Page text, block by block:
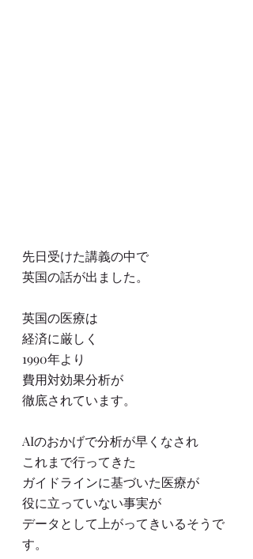
先日受けた講義の中で
英国の話が出ました。
英国の医療は
経済に厳しく
1990年より
費用対効果分析が
徹底されています。
AIのおかげで分析が早くなされ
これまで行ってきた
ガイドラインに基づいた医療が
役に立っていない事実が
データとして上がってきいるそうで
す。